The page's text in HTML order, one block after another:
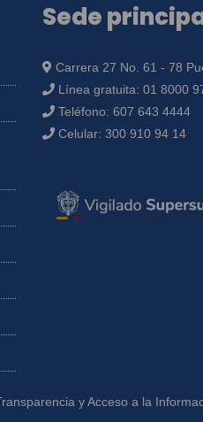
Sede
Carrera 27 No. 61 - 78
Línea gratuita: 01 8000
Teléfono: 607 643 4444
Celular: 300 910 94 14
y Acceso a la